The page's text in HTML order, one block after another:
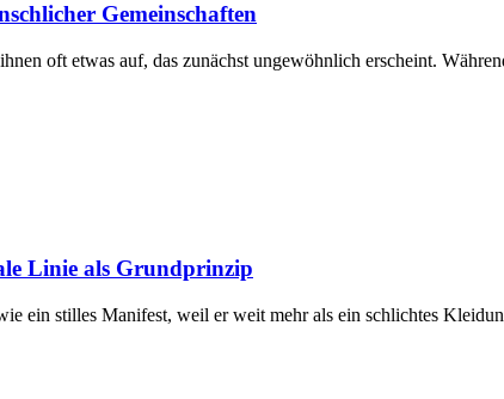
Gemeinschaften
oft etwas auf, das zunächst ungewöhnlich erscheint.
Linie als Grundprinzip
ein stilles Manifest, weil er weit mehr als ein schlichtes